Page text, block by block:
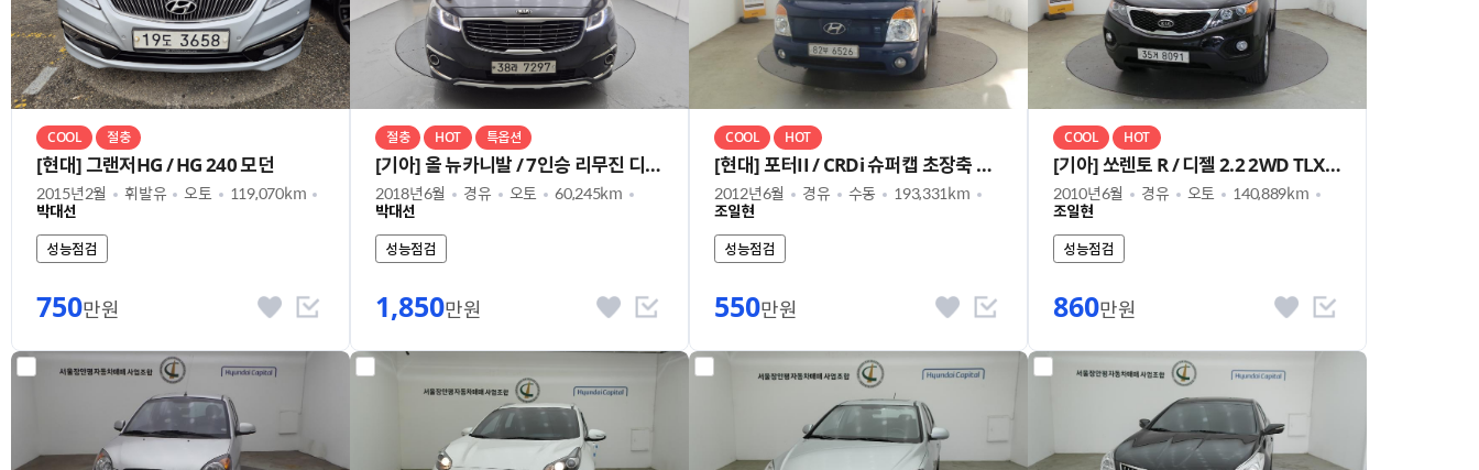
COOL 절충
[현대] 그랜저HG / HG 240 모던
2015년2월 휘발유 오토 119,070km
박대선
성능점검
750만원
절충 HOT 특옵션
[기아] 올 뉴카니발 / 7인승 리무진 디젤 VIP
2018년6월 경유 오토 60,245km
박대선
성능점검
1,850만원
COOL HOT
[현대] 포터II / CRDi 슈퍼캡 초장축 플러스팩
2012년6월 경유 수동 193,331km
조일현
성능점검
550만원
COOL HOT
[기아] 쏘렌토 R / 디젤 2.2 2WD TLX 최고급형
2010년6월 경유 오토 140,889km
조일현
성능점검
860만원